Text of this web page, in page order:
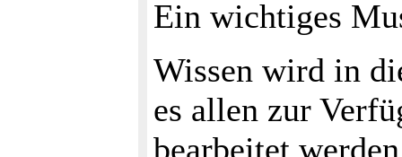
Ein wichtiges
Wissen wird in
es allen zur
bearbeitet